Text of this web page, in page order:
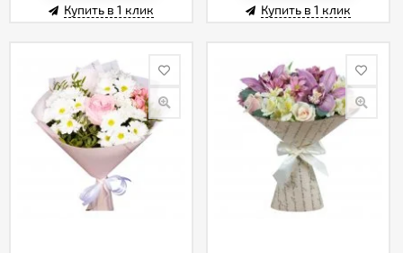
Купить в 1 клик Купить в 1 клик